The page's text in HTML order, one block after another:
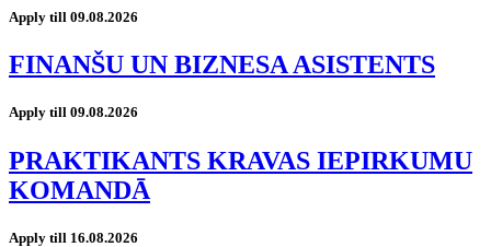
Apply till 09.08.2026
FINANŠU UN BIZNESA ASISTENTS
Apply till 09.08.2026
PRAKTIKANTS KRAVAS IEPIRKUMU
KOMANDĀ
Apply till 16.08.2026